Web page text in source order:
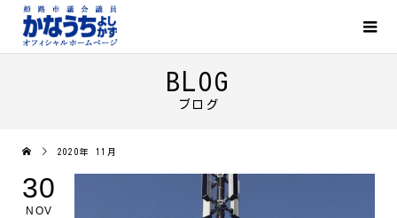
BLOG
ブログ
2020年 11月
30
NOV